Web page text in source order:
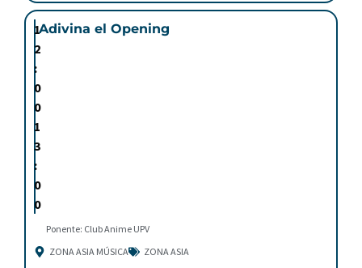
1
2
:
0
0
1
3
:
0
0
Adivina el Opening
Ponente: Club Anime UPV
ZONA ASIA MÚSICA
ZONA ASIA